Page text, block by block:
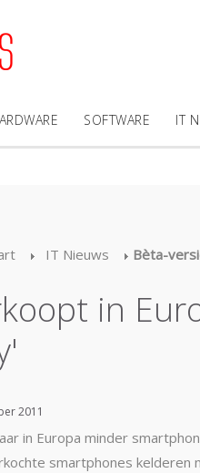
SOFTWARE IT
IT Nieuws Bèta-
in
2011
in Europa minder
smartphones